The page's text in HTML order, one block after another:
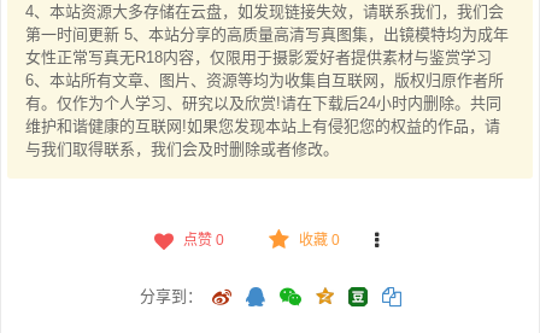
4、本站资源大多存储在云盘，如发现链接失效，请联系我们，我们会
第一时间更新 5、本站分享的高质量高清写真图集，出镜模特均为成年
女性正常写真无R18内容，仅限用于摄影爱好者提供素材与鉴赏学习
6、本站所有文章、图片、资源等均为收集自互联网，版权归原作者所
有。仅作为个人学习、研究以及欣赏!请在下载后24小时内删除。共同
维护和谐健康的互联网!如果您发现本站上有侵犯您的权益的作品，请
与我们取得联系，我们会及时删除或者修改。
点赞 0 收藏 0
分享到：